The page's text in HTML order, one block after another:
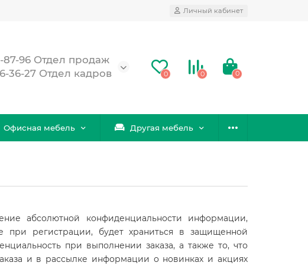
Личный кабинет
87-96 Отдел продаж
36-27 Отдел кадров
0 0 0
Офисная мебель Другая мебель
абсолютной конфиденциальности информации,
при регистрации, будет храниться в защищенной
при выполнении заказа, а также то, что
и в рассылке информации о новинках и акциях